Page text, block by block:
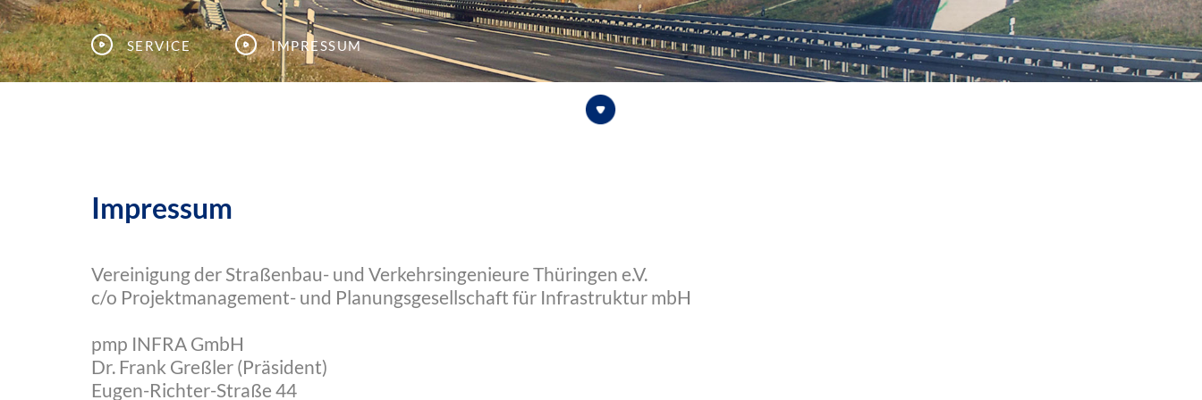
Service Impressum
Impressum
Vereinigung der Straßenbau- und Verkehrsingenieure Thüringen e.V.
c/o Projektmanagement- und Planungsgesellschaft für Infrastruktur mbH
pmp INFRA GmbH
Dr. Frank Greßler (Präsident)
Eugen-Richter-Straße 44